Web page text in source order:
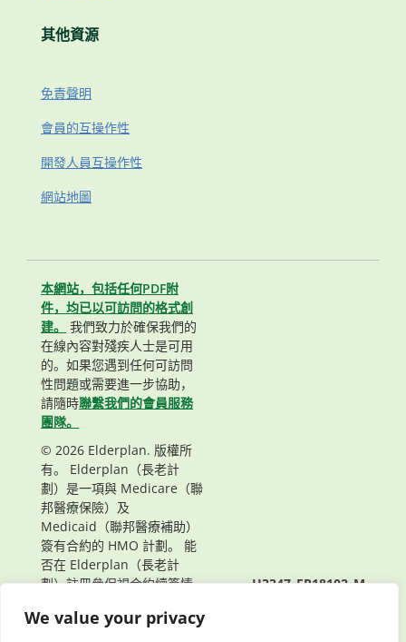
We value your privacy
其他資源
免責聲明
會員的互操作性
開發人員互操作性
網站地圖
本網站，包括任何PDF附
件，均已以可訪問的格式創
建。
我們致力於確保我們的
在線內容對殘疾人士是可用
的。如果您遇到任何可訪問
性問題或需要進一步協助，
請隨時聯繫我們的會員服務
團隊。
© 2026 Elderplan. 版權所
有。 Elderplan（長老計
劃）是一項與 Medicare（聯
邦醫療保險）及
Medicaid（聯邦醫療補助）
簽有合約的 HMO 計劃。 能
否在 Elderplan（長老計
劃）註冊參保視合約續簽情
H3347_EP18102_M